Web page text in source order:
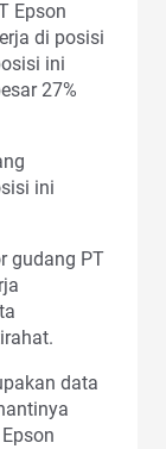
Epson
di posisi
ini
27%
ini
gudang PT
data